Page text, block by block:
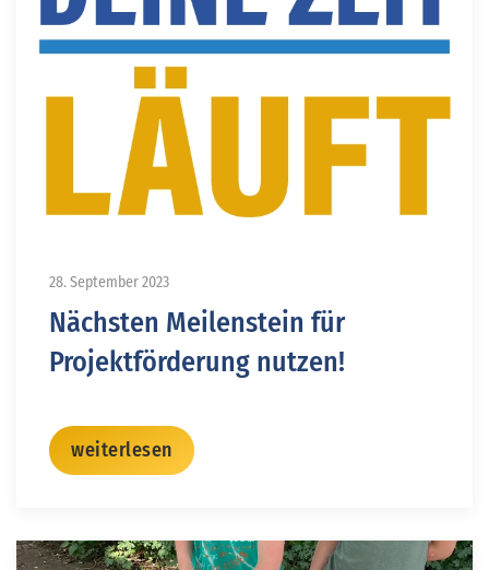
28. September 2023
Nächsten Meilenstein für
Projektförderung nutzen!
weiterlesen